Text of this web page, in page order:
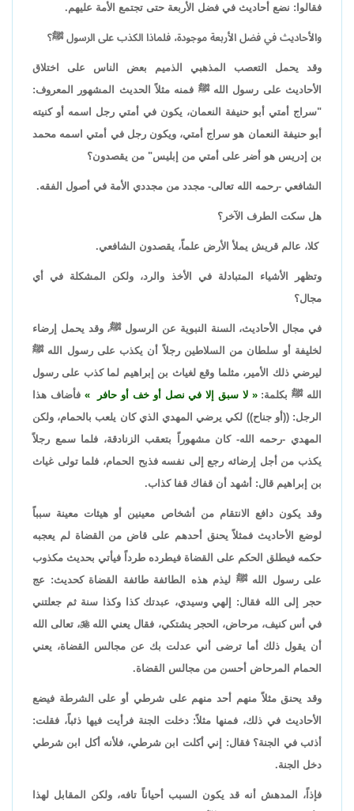
فقالوا: نضع أحاديث في فضل الأربعة حتى تجتمع الأمة عليهم.
والأحاديث في فضل الأربعة موجودة، فلماذا الكذب على الرسول ﷺ؟
وقد يحمل التعصب المذهبي الذميم بعض الناس على اختلاق
الأحاديث على رسول الله ﷺ فمنه مثلاً الحديث المشهور المعروف:
"سراج أمتي أبو حنيفة النعمان، يكون في أمتي رجل اسمه أو كنيته
أبو حنيفة النعمان هو سراج أمتي، ويكون رجل في أمتي اسمه محمد
بن إدريس هو أضر على أمتي من إبليس" من يقصدون؟
الشافعي -رحمه الله تعالى- مجدد من مجددي الأمة في أصول الفقه.
هل سكت الطرف الآخر؟
كلا، عالم قريش يملأ الأرض علماً، يقصدون الشافعي.
وتظهر الأشياء المتبادلة في الأخذ والرد، ولكن المشكلة في أي
مجال؟
في مجال الأحاديث، السنة النبوية عن الرسول ﷺ، وقد يحمل إرضاء
لخليفة أو سلطان من السلاطين رجلاً أن يكذب على رسول الله ﷺ
ليرضي ذلك الأمير، مثلما وقع لغياث بن إبراهيم لما كذب على رسول
الله ﷺ بكلمة:
لا سبق إلا في نصل أو خف أو حافر
فأضاف هذا
الرجل: ((أو جناح)) لكي يرضي المهدي الذي كان يلعب بالحمام، ولكن
المهدي -رحمه الله- كان مشهوراً بتعقب الزنادقة، فلما سمع رجلاً
يكذب من أجل إرضائه رجع إلى نفسه فذبح الحمام، فلما تولى غياث
بن إبراهيم قال: أشهد أن قفاك قفا كذاب.
وقد يكون دافع الانتقام من أشخاص معينين أو هيئات معينة سبباً
لوضع الأحاديث فمثلاً يحنق أحدهم على قاض من القضاة لم يعجبه
حكمه فيطلق الحكم على القضاة فيطرده طرداً فيأتي بحديث مكذوب
على رسول الله ﷺ ليذم هذه الطائفة طائفة القضاة كحديث: عج
حجر إلى الله فقال: إلهي وسيدي، عبدتك كذا وكذا سنة ثم جعلتني
في أس كنيف، مرحاض، الحجر يشتكي، فقال يعني الله، تعالى الله
أن يقول ذلك أما ترضى أني عدلت بك عن مجالس القضاة، يعني
الحمام المرحاض أحسن من مجالس القضاة.
وقد يحنق مثلاً منهم أحد منهم على شرطي أو على الشرطة فيضع
الأحاديث في ذلك، فمنها مثلاً: دخلت الجنة فرأيت فيها ذئباً، فقلت:
أذئب في الجنة؟ فقال: إني أكلت ابن شرطي، فلأنه أكل ابن شرطي
دخل الجنة.
فإذاً، المدهش أنه قد يكون السبب أحياناً تافه، ولكن المقابل لهذا